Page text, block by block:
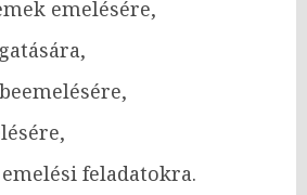
emelésére,
feladatokra.